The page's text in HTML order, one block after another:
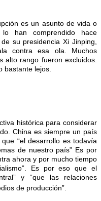
es un asunto de vida o
lo han comprendido hace
su presidencia Xi Jinping,
contra esa ola. Muchos
alto rango fueron excluidos.
bastante lejos.
histórica para considerar
China es siempre un país
“el desarrollo es todavía
de nuestro país” Es por
ahora y por mucho tiempo
Es por eso que el
y “que las relaciones
de producción”.